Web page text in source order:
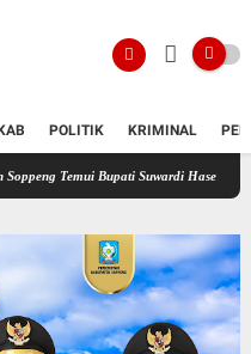
POLITIK KRIMINAL
Suwardi Haseng Serahkan